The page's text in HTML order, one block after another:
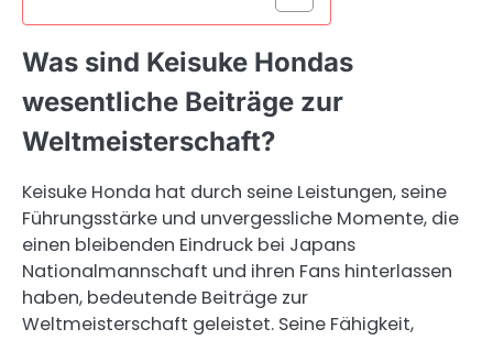
Was sind Keisuke Hondas
wesentliche Beiträge zur
Weltmeisterschaft?
Keisuke Honda hat durch seine Leistungen, seine
Führungsstärke und unvergessliche Momente, die
einen bleibenden Eindruck bei Japans
Nationalmannschaft und ihren Fans hinterlassen
haben, bedeutende Beiträge zur
Weltmeisterschaft geleistet. Seine Fähigkeit,